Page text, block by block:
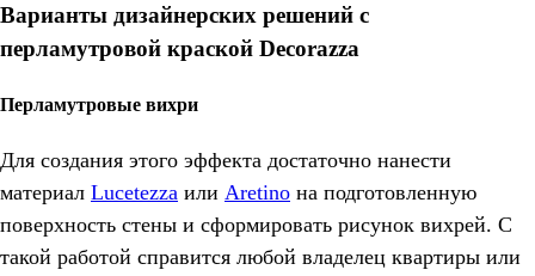
Варианты дизайнерских решений с
перламутровой краской Decorazza
Перламутровые вихри
Для создания этого эффекта достаточно нанести
материал Lucetezza или Aretino на подготовленную
поверхность стены и сформировать рисунок вихрей. С
такой работой справится любой владелец квартиры или